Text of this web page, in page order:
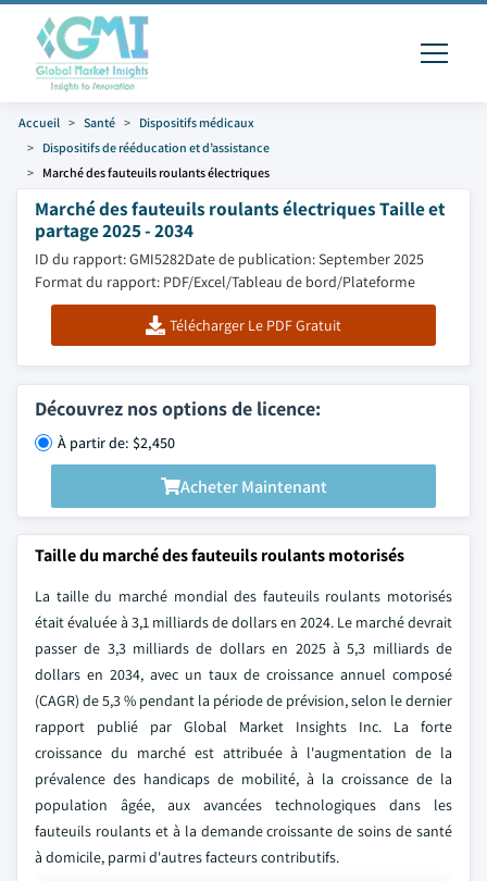
Accueil Santé
Dispositifs médicaux
Dispositifs de rééducation et d’assistance
Marché des fauteuils roulants électriques
Marché des fauteuils roulants électriques Taille et
partage 2025 - 2034
ID du rapport: GMI5282Date de publication: September 2025
Format du rapport: PDF/Excel/Tableau de bord/Plateforme
Télécharger Le PDF Gratuit
Découvrez nos options de licence:
À partir de: $2,450
Acheter Maintenant
Taille du marché des fauteuils roulants motorisés
La taille du marché mondial des fauteuils roulants motorisés
était évaluée à 3,1 milliards de dollars en 2024. Le marché devrait
passer de 3,3 milliards de dollars en 2025 à 5,3 milliards de
dollars en 2034, avec un taux de croissance annuel composé
(CAGR) de 5,3 % pendant la période de prévision, selon le dernier
rapport publié par Global Market Insights Inc. La forte
croissance du marché est attribuée à l'augmentation de la
prévalence des handicaps de mobilité, à la croissance de la
population âgée, aux avancées technologiques dans les
fauteuils roulants et à la demande croissante de soins de santé
à domicile, parmi d'autres facteurs contributifs.